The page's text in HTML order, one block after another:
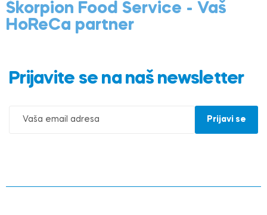
Škorpion Food Service - Vaš
HoReCa partner
Prijavite se na naš newsletter